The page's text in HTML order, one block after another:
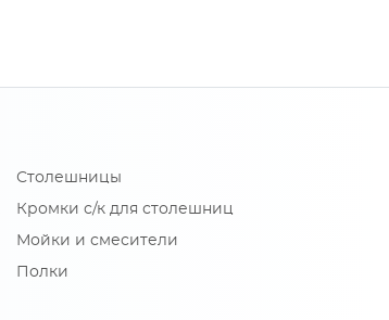
Столешницы
Кромки с/к для столешниц
Мойки и смесители
Полки